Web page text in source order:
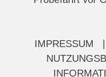
IMPRESSUM